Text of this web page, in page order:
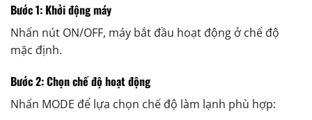
Bước 1: Khởi động máy
Nhấn nút ON/OFF, máy bắt đầu hoạt động ở chế độ
mặc định.
Bước 2: Chọn chế độ hoạt động
Nhấn MODE để lựa chọn chế độ làm lạnh phù hợp: